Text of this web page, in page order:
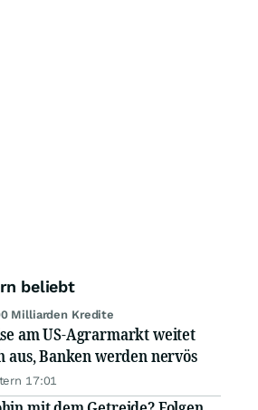
beliebt
Milliarden Kredite
am US-Agrarmarkt weitet
aus, Banken werden nervös
17:01